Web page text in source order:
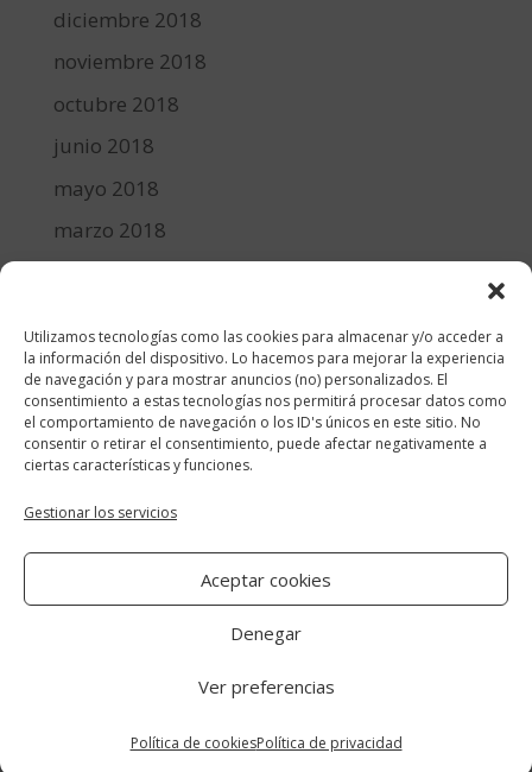
Utilizamos tecnologías como las cookies para almacenar y/o acceder a
la información del dispositivo. Lo hacemos para mejorar la experiencia
de navegación y para mostrar anuncios (no) personalizados. El
consentimiento a estas tecnologías nos permitirá procesar datos como
el comportamiento de navegación o los ID's únicos en este sitio. No
consentir o retirar el consentimiento, puede afectar negativamente a
ciertas características y funciones.
Gestionar los servicios
Aceptar cookies
Denegar
Ver preferencias
Política de cookiesPolítica de privacidad
diciembre 2018
noviembre 2018
octubre 2018
junio 2018
mayo 2018
marzo 2018
diciembre 2017
Categorías
cocina y recetas
general
lifestyle
manualidades-diy
de privacidad